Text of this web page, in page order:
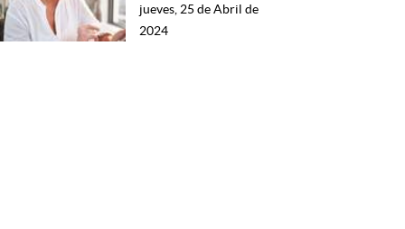
jueves, 25 de Abril de
2024